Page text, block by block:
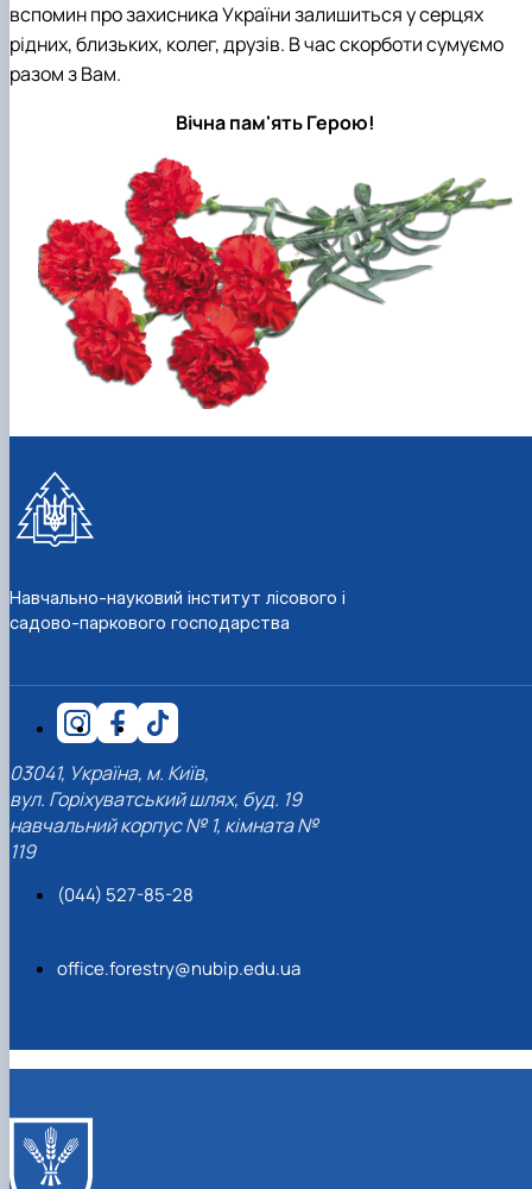
вспомин про захисника України залишиться у серцях
рідних, близьких, колег, друзів. В час скорботи сумуємо
разом з Вам.
Вічна пам'ять Герою!
Навчально-науковий інститут лісового і
садово-паркового господарства
03041, Україна, м. Київ,
вул. Горіхуватський шлях, буд. 19
навчальний корпус № 1, кімната №
119
(044) 527-85-28
office.forestry@nubip.edu.ua